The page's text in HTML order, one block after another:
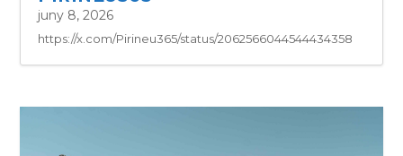
juny 8, 2026
https://x.com/Pirineu365/status/2062566044544434358